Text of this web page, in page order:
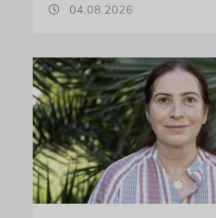
04.08.2026